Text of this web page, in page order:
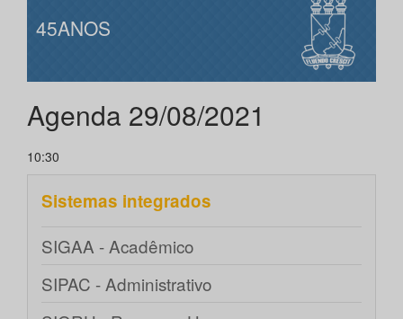
45ANOS
Agenda 29/08/2021
10:30
Sistemas integrados
SIGAA - Acadêmico
SIPAC - Administrativo